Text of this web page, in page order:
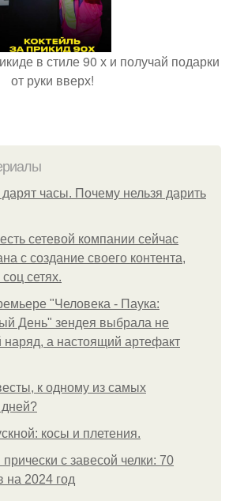
в стиле 90 х и получай подарки
от руки вверх!
дарят часы. Почему нельзя дарить
сетевой компании сейчас
с создание своего контента,
сетях.
"Человека - Паука:
День" зендея выбрала не
наряд, а настоящий артефакт
к одному из самых
косы и плетения.
с завесой челки: 70
на 2024 год